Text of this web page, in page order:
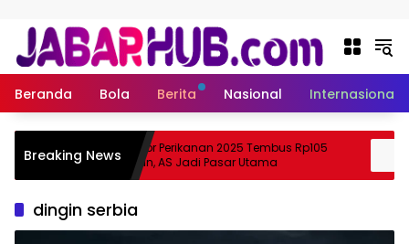
Beranda Bola Berita Nasional Internasional
Breaking NewsEkspor Perikanan 2025 Tembus Rp105
Triliun, AS Jadi Pasar Utama
dingin serbia